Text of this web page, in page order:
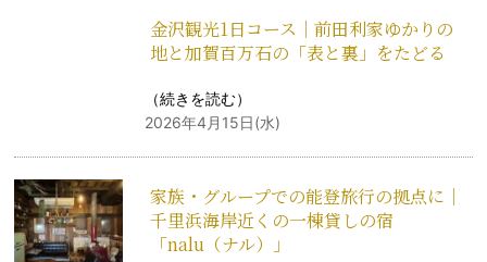
金沢観光1日コース｜前田利家ゆかりの
地と加賀百万石の「表と裏」をたどる
（続きを読む）
2026年4月15日(水)
家族・グループでの能登旅行の拠点に｜
千里浜海岸近くの一棟貸しの宿
「nalu（ナル）」